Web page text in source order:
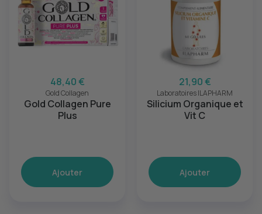
48,40 €
Gold Collagen
Gold Collagen Pure
Plus
Ajouter
21,90 €
Laboratoires ILAPHARM
Silicium Organique et
Vit C
Ajouter